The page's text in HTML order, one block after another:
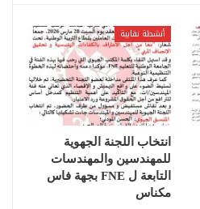
أنشطة نقابية
انتخاب اللجنة الجهوية
للمهندسين والمهندسات
التابعة ل FNE بجهة فاس
مكناس